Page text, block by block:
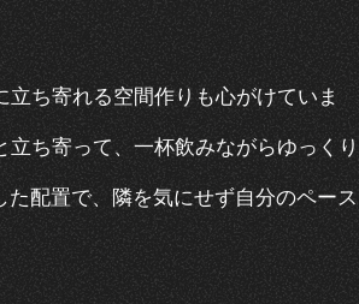
ち寄れる空間作りも心がけていま
ち寄って、一杯飲みながらゆっくり
配置で、隣を気にせず自分のペース